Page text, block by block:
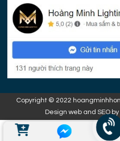
Copyright © 2022
Design web and SEO by